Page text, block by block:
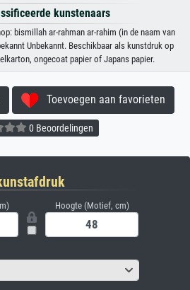
kunstenaars
bismillah ar-rahman ar-rahim (in de naam van
Unbekannt. Beschikbaar als kunstdruk op
ongecoat papier of Japans papier.
Toevoegen aan favorieten
0 Beoordelingen
Hoogte (Motief, cm)